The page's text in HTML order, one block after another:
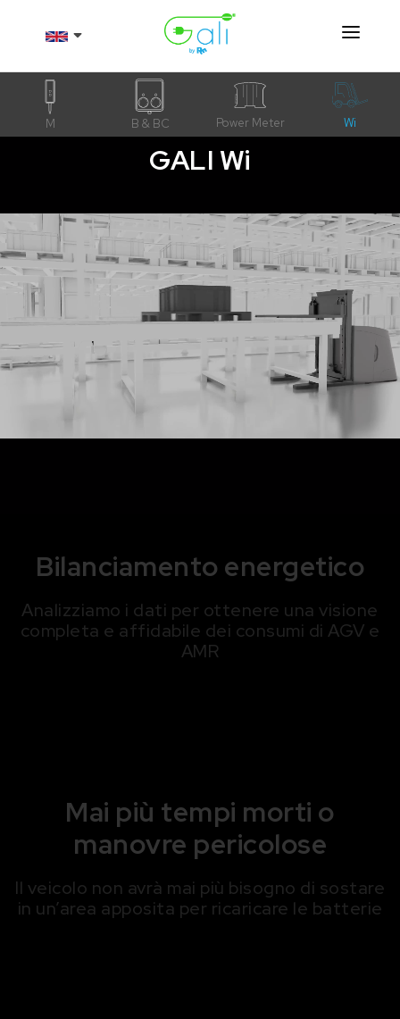
Products
About
Shop
M B & BC Power Meter Wi
GALI Wi
Bilanciamento energetico
Analizziamo i dati per ottenere una visione
completa e affidabile dei consumi di AGV e
AMR
Mai più tempi morti o
manovre pericolose
Il veicolo non avrà mai più bisogno di sostare
in un’area apposita per ricaricare le batterie